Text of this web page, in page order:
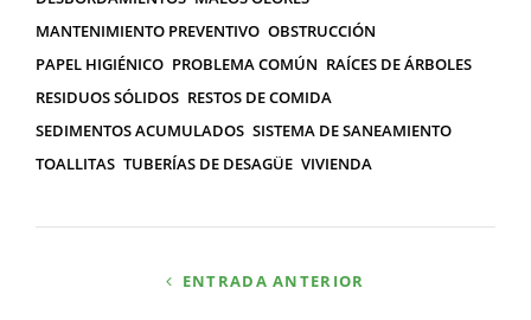
MANTENIMIENTO PREVENTIVO OBSTRUCCIÓN
PAPEL HIGIÉNICO PROBLEMA COMÚN RAÍCES DE ÁRBOLES
RESIDUOS SÓLIDOS RESTOS DE COMIDA
SEDIMENTOS ACUMULADOS SISTEMA DE SANEAMIENTO
TOALLITAS TUBERÍAS DE DESAGÜE VIVIENDA
ENTRADA ANTERIOR